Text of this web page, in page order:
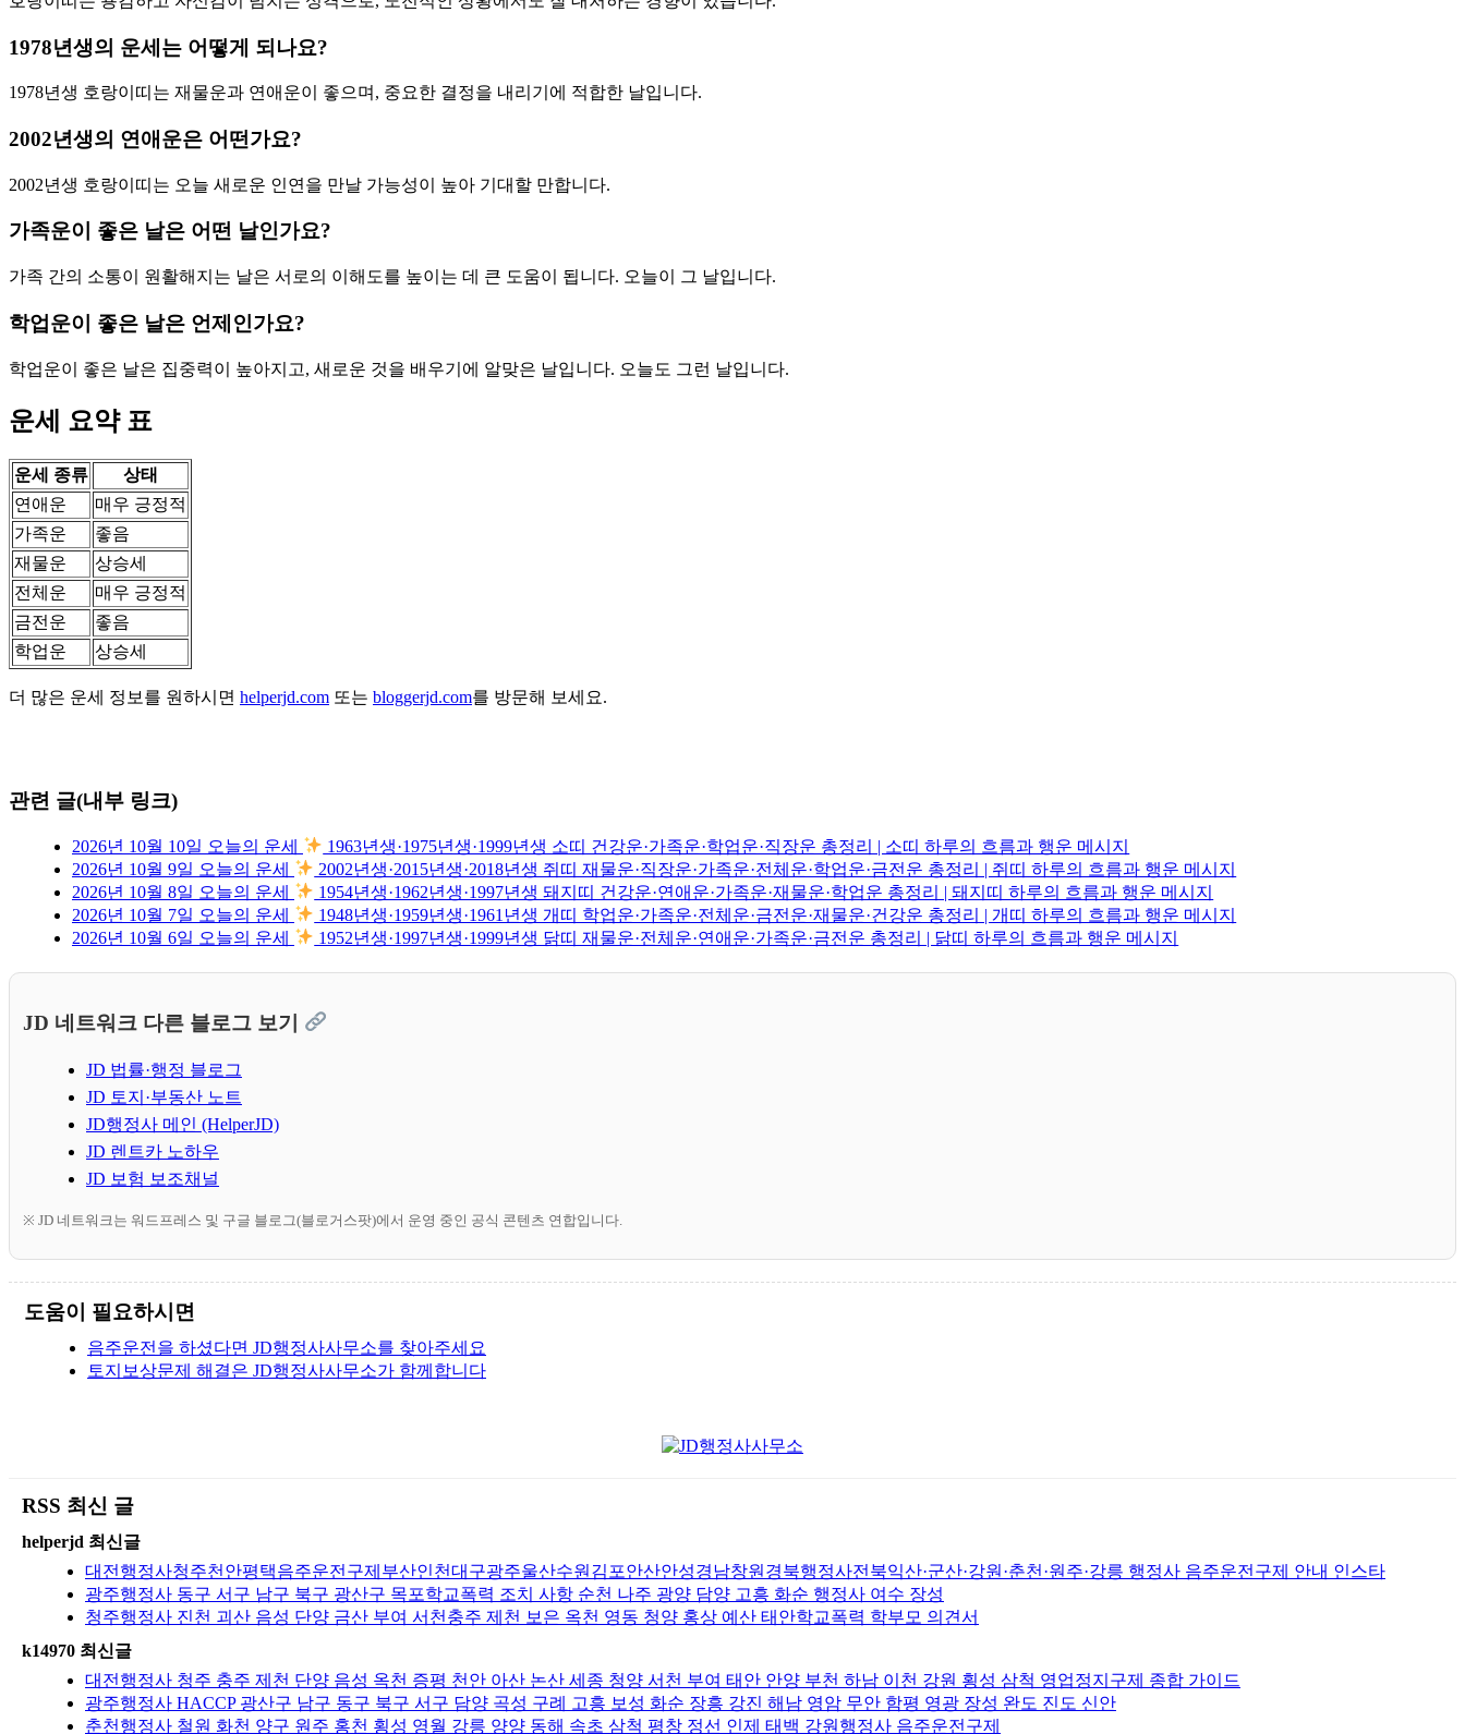
1978년생의 운세는 어떻게 되나요?
1978년생 호랑이띠는 재물운과 연애운이 좋으며, 중요한 결정을 내리기에 적합한 날입니다.
2002년생의 연애운은 어떤가요?
2002년생 호랑이띠는 오늘 새로운 인연을 만날 가능성이 높아 기대할 만합니다.
가족운이 좋은 날은 어떤 날인가요?
가족 간의 소통이 원활해지는 날은 서로의 이해도를 높이는 데 큰 도움이 됩니다. 오늘이 그 날입니다.
학업운이 좋은 날은 언제인가요?
학업운이 좋은 날은 집중력이 높아지고, 새로운 것을 배우기에 알맞은 날입니다. 오늘도 그런 날입니다.
운세 요약 표
운세 종류
상태
연애운
매우 긍정적
가족운
좋음
재물운
상승세
전체운
매우 긍정적
금전운
좋음
학업운
상승세
더 많은 운세 정보를 원하시면 helperjd.com 또는 bloggerjd.com를 방문해 보세요.
관련 글(내부 링크)
2026년 10월 10일 오늘의 운세
1963년생·1975년생·1999년생 소띠 건강운·가족운·학업운·직장운 총정리 | 소띠 하루의 흐름과 행운 메시지
2026년 10월 9일 오늘의 운세
2002년생·2015년생·2018년생 쥐띠 재물운·직장운·가족운·전체운·학업운·금전운 총정리 | 쥐띠 하루의 흐름과 행운 메시지
2026년 10월 8일 오늘의 운세
1954년생·1962년생·1997년생 돼지띠 건강운·연애운·가족운·재물운·학업운 총정리 | 돼지띠 하루의 흐름과 행운 메시지
2026년 10월 7일 오늘의 운세
1948년생·1959년생·1961년생 개띠 학업운·가족운·전체운·금전운·재물운·건강운 총정리 | 개띠 하루의 흐름과 행운 메시지
2026년 10월 6일 오늘의 운세
1952년생·1997년생·1999년생 닭띠 재물운·전체운·연애운·가족운·금전운 총정리 | 닭띠 하루의 흐름과 행운 메시지
JD 네트워크 다른 블로그 보기
JD 법률·행정 블로그
JD 토지·부동산 노트
JD행정사 메인 (HelperJD)
JD 렌트카 노하우
JD 보험 보조채널
※ JD 네트워크는 워드프레스 및 구글 블로그(블로거스팟)에서 운영 중인 공식 콘텐츠 연합입니다.
도움이 필요하시면
음주운전을 하셨다면 JD행정사사무소를 찾아주세요
토지보상문제 해결은 JD행정사사무소가 함께합니다
RSS 최신 글
helperjd 최신글
대전행정사청주천안평택음주운전구제부산인천대구광주울산수원김포안산안성경남창원경북행정사전북익산·군산·강원·춘천·원주·강릉 행정사 음주운전구제 안내 인스타
광주행정사 동구 서구 남구 북구 광산구 목포학교폭력 조치 사항 순천 나주 광양 담양 고흥 화순 행정사 여수 장성
청주행정사 진천 괴산 음성 단양 금산 부여 서천충주 제천 보은 옥천 영동 청양 홍상 예산 태안학교폭력 학부모 의견서
k14970 최신글
대전행정사 청주 충주 제천 단양 음성 옥천 증평 천안 아산 논산 세종 청양 서천 부여 태안 안양 부천 하남 이천 강원 횡성 삼척 영업정지구제 종합 가이드
광주행정사 HACCP 광산구 남구 동구 북구 서구 담양 곡성 구례 고흥 보성 화순 장흥 강진 해남 영암 무안 함평 영광 장성 완도 진도 신안
춘천행정사 철원 화천 양구 원주 홍천 횡성 영월 강릉 양양 동해 속초 삼척 평창 정선 인제 태백 강원행정사 음주운전구제